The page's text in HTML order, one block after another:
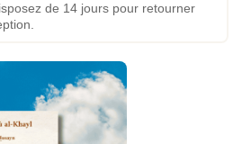
de 14 jours pour retourner